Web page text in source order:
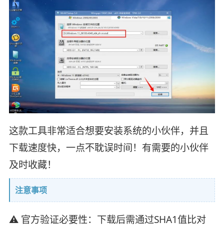
这款工具非常适合想要安装系统的小伙伴，并且
下载速度快，一点不耽误时间！有需要的小伙伴
及时收藏！
注意事项
⚠️ 官方验证必要性：下载后需通过SHA1值比对